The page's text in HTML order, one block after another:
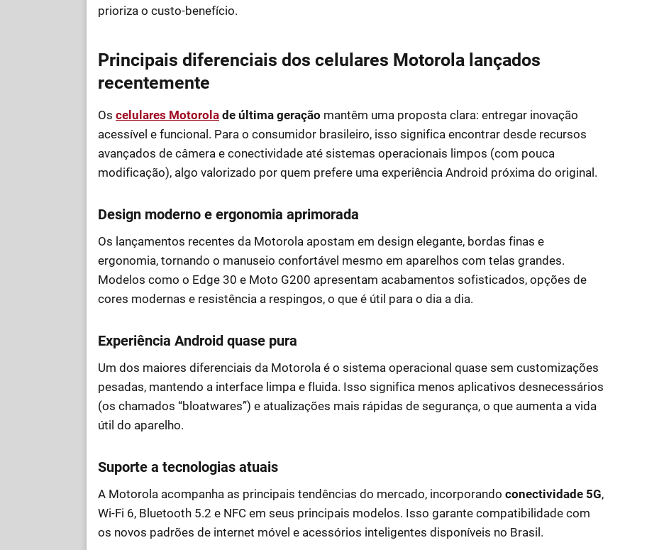
prioriza o custo-benefício.
Principais diferenciais dos celulares Motorola lançados
recentemente
Os celulares Motorola de última geração mantêm uma proposta clara: entregar inovação
acessível e funcional. Para o consumidor brasileiro, isso significa encontrar desde recursos
avançados de câmera e conectividade até sistemas operacionais limpos (com pouca
modificação), algo valorizado por quem prefere uma experiência Android próxima do original.
Design moderno e ergonomia aprimorada
Os lançamentos recentes da Motorola apostam em design elegante, bordas finas e
ergonomia, tornando o manuseio confortável mesmo em aparelhos com telas grandes.
Modelos como o Edge 30 e Moto G200 apresentam acabamentos sofisticados, opções de
cores modernas e resistência a respingos, o que é útil para o dia a dia.
Experiência Android quase pura
Um dos maiores diferenciais da Motorola é o sistema operacional quase sem customizações
pesadas, mantendo a interface limpa e fluida. Isso significa menos aplicativos desnecessários
(os chamados “bloatwares”) e atualizações mais rápidas de segurança, o que aumenta a vida
útil do aparelho.
Suporte a tecnologias atuais
A Motorola acompanha as principais tendências do mercado, incorporando conectividade 5G,
Wi-Fi 6, Bluetooth 5.2 e NFC em seus principais modelos. Isso garante compatibilidade com
os novos padrões de internet móvel e acessórios inteligentes disponíveis no Brasil.